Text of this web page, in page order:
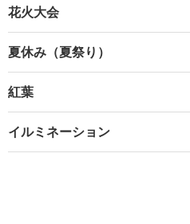
花火大会
夏休み（夏祭り）
紅葉
イルミネーション